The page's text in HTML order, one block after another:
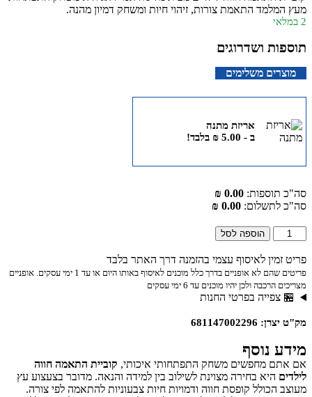
מעץ המלמד התאמת צורות, זיהוי חיות ומשחק דמיון מהנה.
2 במלאי
תוספות ושדרוגים
מוצרים משלימים
אריזת מתנה
ב -
₪5.00 בלבד!
סה"כ תוספות: 0.00 ₪
סה"כ לתשלום: 0.00 ₪
הוספה לסל
פריט זמין לאיסוף עצמי בהזמנה דרך האתר בלבד
פריטים שהם לא אופניים בדרך כלל מוכנים לאיסוף באותו היום או עד 1 ימי עסקים. אופניים
מצריכים הרכבה ולכן יהיו מוכנים עד 6 ימי עסקים
🏪 צפייה בפרטי החנות
מק"ט יצרן: 681147002296
מידע נוסף
אם אתם מחפשים משחק התפתחותי איכותי, קוביית התאמה חווה
לילדים היא בחירה מצוינת לשילוב בין למידה והנאה. מדובר בצעצוע עץ
מעוצב הכולל קופסת חווה ודמויות חיות צבעוניות להתאמה לפי צורה.